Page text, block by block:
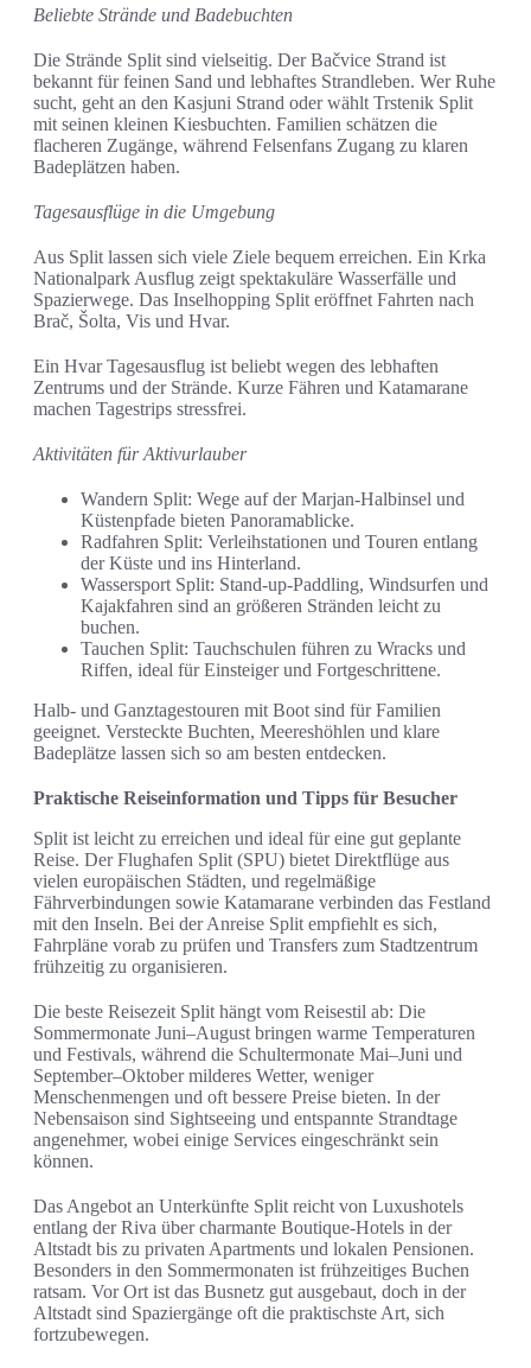
Beliebte Strände und Badebuchten
Die Strände Split sind vielseitig. Der Bačvice Strand ist
bekannt für feinen Sand und lebhaftes Strandleben. Wer Ruhe
sucht, geht an den Kasjuni Strand oder wählt Trstenik Split
mit seinen kleinen Kiesbuchten. Familien schätzen die
flacheren Zugänge, während Felsenfans Zugang zu klaren
Badeplätzen haben.
Tagesausflüge in die Umgebung
Aus Split lassen sich viele Ziele bequem erreichen. Ein Krka
Nationalpark Ausflug zeigt spektakuläre Wasserfälle und
Spazierwege. Das Inselhopping Split eröffnet Fahrten nach
Brač, Šolta, Vis und Hvar.
Ein Hvar Tagesausflug ist beliebt wegen des lebhaften
Zentrums und der Strände. Kurze Fähren und Katamarane
machen Tagestrips stressfrei.
Aktivitäten für Aktivurlauber
Wandern Split: Wege auf der Marjan-Halbinsel und
Küstenpfade bieten Panoramablicke.
Radfahren Split: Verleihstationen und Touren entlang
der Küste und ins Hinterland.
Wassersport Split: Stand-up-Paddling, Windsurfen und
Kajakfahren sind an größeren Stränden leicht zu
buchen.
Tauchen Split: Tauchschulen führen zu Wracks und
Riffen, ideal für Einsteiger und Fortgeschrittene.
Halb- und Ganztagestouren mit Boot sind für Familien
geeignet. Versteckte Buchten, Meereshöhlen und klare
Badeplätze lassen sich so am besten entdecken.
Praktische Reiseinformation und Tipps für Besucher
Split ist leicht zu erreichen und ideal für eine gut geplante
Reise. Der Flughafen Split (SPU) bietet Direktflüge aus
vielen europäischen Städten, und regelmäßige
Fährverbindungen sowie Katamarane verbinden das Festland
mit den Inseln. Bei der Anreise Split empfiehlt es sich,
Fahrpläne vorab zu prüfen und Transfers zum Stadtzentrum
frühzeitig zu organisieren.
Die beste Reisezeit Split hängt vom Reisestil ab: Die
Sommermonate Juni–August bringen warme Temperaturen
und Festivals, während die Schultermonate Mai–Juni und
September–Oktober milderes Wetter, weniger
Menschenmengen und oft bessere Preise bieten. In der
Nebensaison sind Sightseeing und entspannte Strandtage
angenehmer, wobei einige Services eingeschränkt sein
können.
Das Angebot an Unterkünfte Split reicht von Luxushotels
entlang der Riva über charmante Boutique‑Hotels in der
Altstadt bis zu privaten Apartments und lokalen Pensionen.
Besonders in den Sommermonaten ist frühzeitiges Buchen
ratsam. Vor Ort ist das Busnetz gut ausgebaut, doch in der
Altstadt sind Spaziergänge oft die praktischste Art, sich
fortzubewegen.